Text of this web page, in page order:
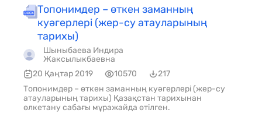
баба рухын қастерлеу сияқты дәстүрлермен
байланыстыратын жалпы сипаттама жасады.
Ғылымда ерте темір дәуіріндегі Қазақстан
тайпаларын таза парсы тілдес орта ретінде сипаттау
қалыптасқанын ескерсе, Мұртты обалардың түркілік
дәстүрлерге бейім келуі ерекше назар аудартады.
Мұртты обалар құрылымы және семантикасы
жағынан көне түркілердің тас мүсін, балбалдармен
бірге орналасатын ғұрыптық қоршауларына өте
жақын келед. мағұлмат беру
Топонимдер – өткен заманның
куәгерлері (жер-су атауларының
тарихы)
Шыныбаева Индира
Жаксылыкбаевна
20 Қаңтар 2019
10570
217
Топонимдер – өткен заманның куәгерлері (жер-су
атауларының тарихы) Қазақстан тарихынан
өлкетану сабағы мұражайда өтілген.